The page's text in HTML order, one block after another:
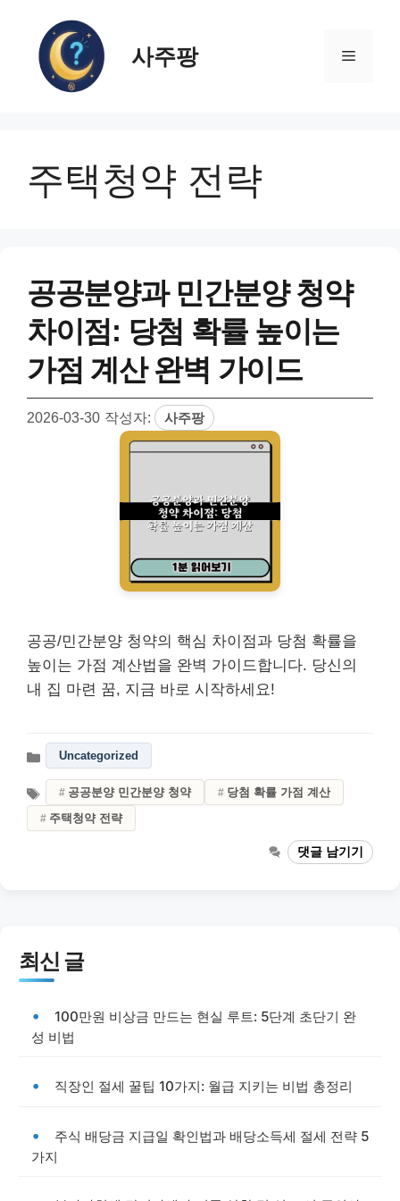
사주팡 메
주택청약 전략
공공분양과 민간분양 청약
차이점: 당첨 확률 높이는
가점 계산 완벽 가이드
2026-03-30 작성자: 사주팡
공공/민간분양 청약의 핵심 차이점과 당첨 확률을
높이는 가점 계산법을 완벽 가이드합니다. 당신의
내 집 마련 꿈, 지금 바로 시작하세요!
Uncategorized
공공분양 민간분양 청약
당첨 확률 가점 계산
주택청약 전략
댓글 남기기
최신 글
100만원 비상금 만드는 현실 루트: 5단계 초단기 완
성 비법
직장인 절세 꿀팁 10가지: 월급 지키는 비법 총정리
주식 배당금 지급일 확인법과 배당소득세 절세 전략 5
가지